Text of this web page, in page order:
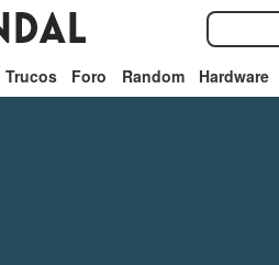
Trucos Foro Random Hardware